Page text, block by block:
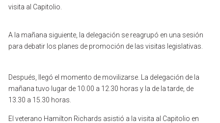
visita al Capitolio.
A la mañana siguiente, la delegación se reagrupó en una sesión
para debatir los planes de promoción de las visitas legislativas.
Después, llegó el momento de movilizarse. La delegación de la
mañana tuvo lugar de 10.00 a 12.30 horas y la de la tarde, de
13.30 a 15.30 horas.
El veterano Hamilton Richards asistió a la visita al Capitolio en